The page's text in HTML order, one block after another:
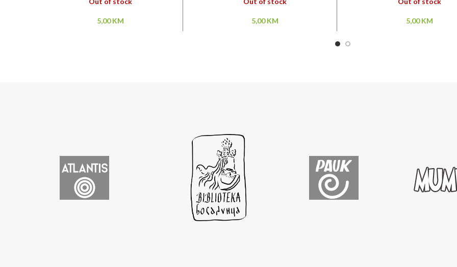
5,00KM 5,00KM 5,00KM